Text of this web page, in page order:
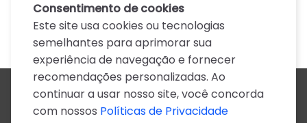
Todos os artistas
A
B C D E F G H I J
Consentimento de cookies
Este site usa cookies ou tecnologias
semelhantes para aprimorar sua
experiência de navegação e fornecer
recomendações personalizadas. Ao
continuar a usar nosso site, você concorda
com nossos Políticas de Privacidade